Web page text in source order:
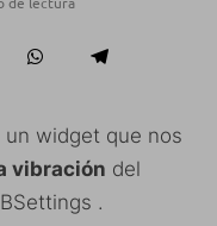
un widget que nos
vibración del
.